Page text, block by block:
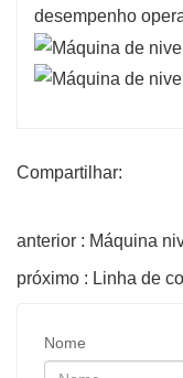
desempenho
Compartilhar:
anterior : Máquina
próximo : Linha de
Nome